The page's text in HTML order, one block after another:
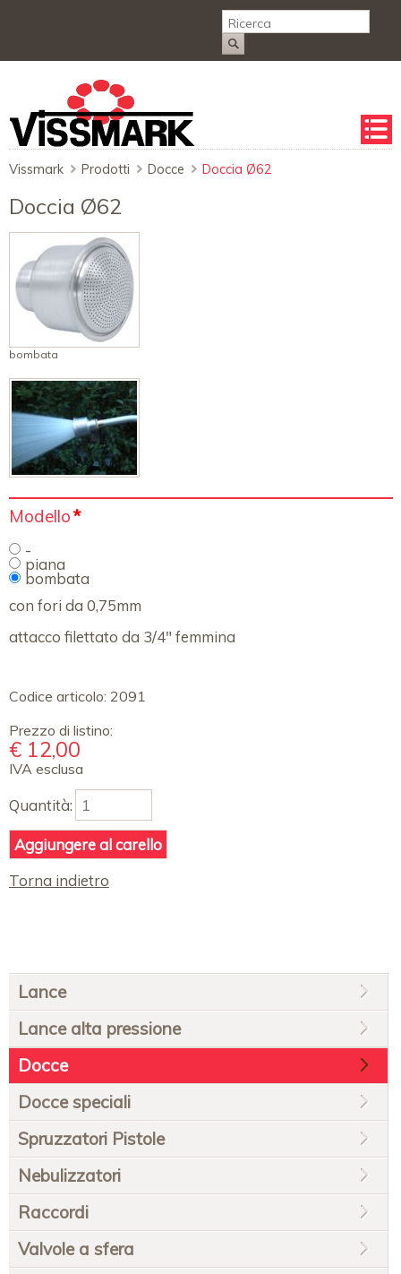
Salta
la
Vissmark Prodotti Docce Doccia Ø62
Doccia Ø62
bombata
Campo
Modello*
-
piana
bombata
con fori da 0,75mm
attacco filettato da 3/4" femmina
Codice articolo: 2091
Prezzo di listino:
€ 12,00
IVA esclusa
Quantità:
Torna indietro
Salta
la
navigazione
Lance
Lance alta pressione
Docce
Docce speciali
Spruzzatori Pistole
Nebulizzatori
Raccordi
Valvole a sfera